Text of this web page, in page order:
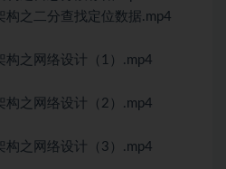
之二分查找定位数据.mp4
构之网络设计（1）.mp4
构之网络设计（2）.mp4
构之网络设计（3）.mp4